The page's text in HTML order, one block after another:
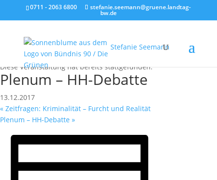
0711 - 2063 6800 stefanie.seemann@gruene.landtag-
bw.de
Stefanie Seemann
« Alle Veranstaltungen
Diese Veranstaltung hat bereits stattgefunden.
Plenum – HH-Debatte
13.12.2017
« Zeitfragen: Kriminalität – Furcht und Realität
Plenum – HH-Debatte »